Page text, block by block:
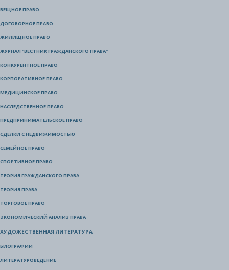
ВЕЩНОЕ ПРАВО
ДОГОВОРНОЕ ПРАВО
ЖИЛИЩНОЕ ПРАВО
ЖУРНАЛ "ВЕСТНИК ГРАЖДАНСКОГО ПРАВА"
КОНКУРЕНТНОЕ ПРАВО
КОРПОРАТИВНОЕ ПРАВО
МЕДИЦИНСКОЕ ПРАВО
НАСЛЕДСТВЕННОЕ ПРАВО
ПРЕДПРИНИМАТЕЛЬСКОЕ ПРАВО
СДЕЛКИ С НЕДВИЖИМОСТЬЮ
СЕМЕЙНОЕ ПРАВО
СПОРТИВНОЕ ПРАВО
ТЕОРИЯ ГРАЖДАНСКОГО ПРАВА
ТЕОРИЯ ПРАВА
ТОРГОВОЕ ПРАВО
ЭКОНОМИЧЕСКИЙ АНАЛИЗ ПРАВА
ХУДОЖЕСТВЕННАЯ ЛИТЕРАТУРА
БИОГРАФИИ
ЛИТЕРАТУРОВЕДЕНИЕ